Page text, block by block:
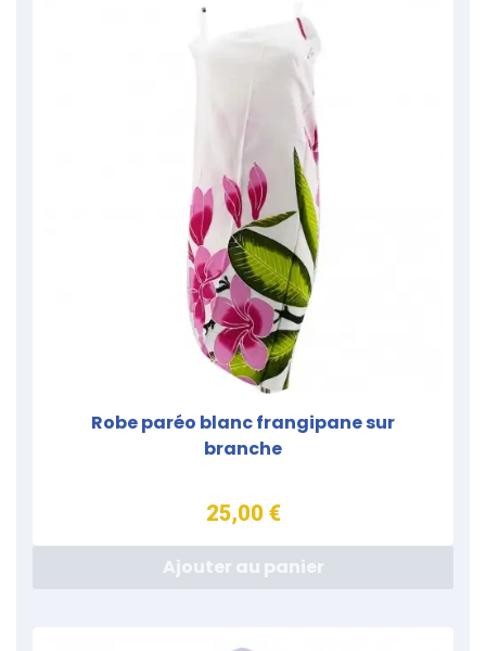
Robe paréo blanc frangipane sur
branche
25,00 €
Ajouter au panier